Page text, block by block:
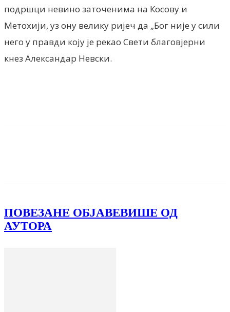
подршци невино заточенима на Косову и
Метохији, уз ону велику ријеч да „Бог није у сили
него у правди коју је рекао Свети благовјерни
кнез Александар Невски.
ПОВЕЗАНЕ ОБЈАВЕВИШЕ ОД
АУТОРА